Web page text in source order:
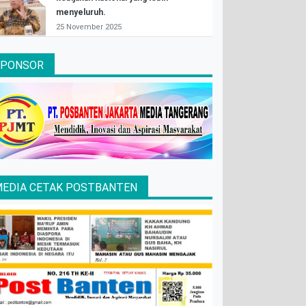
menyeluruh.
25 November 2025
CETAK POSTBANTEN